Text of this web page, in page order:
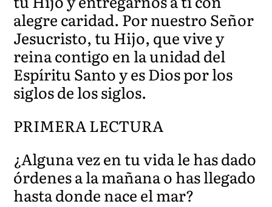
alegre caridad. Por nuestro Señor
Jesucristo, tu Hijo, que vive y
reina contigo en la unidad del
Espíritu Santo y es Dios por los
siglos de los siglos.
PRIMERA LECTURA
¿Alguna vez en tu vida le has dado
órdenes a la mañana o has llegado
hasta donde nace el mar?